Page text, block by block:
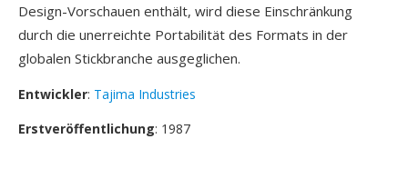
Design-Vorschauen enthält, wird diese Einschränkung
durch die unerreichte Portabilität des Formats in der
globalen Stickbranche ausgeglichen.
Entwickler: Tajima Industries
Erstveröffentlichung: 1987